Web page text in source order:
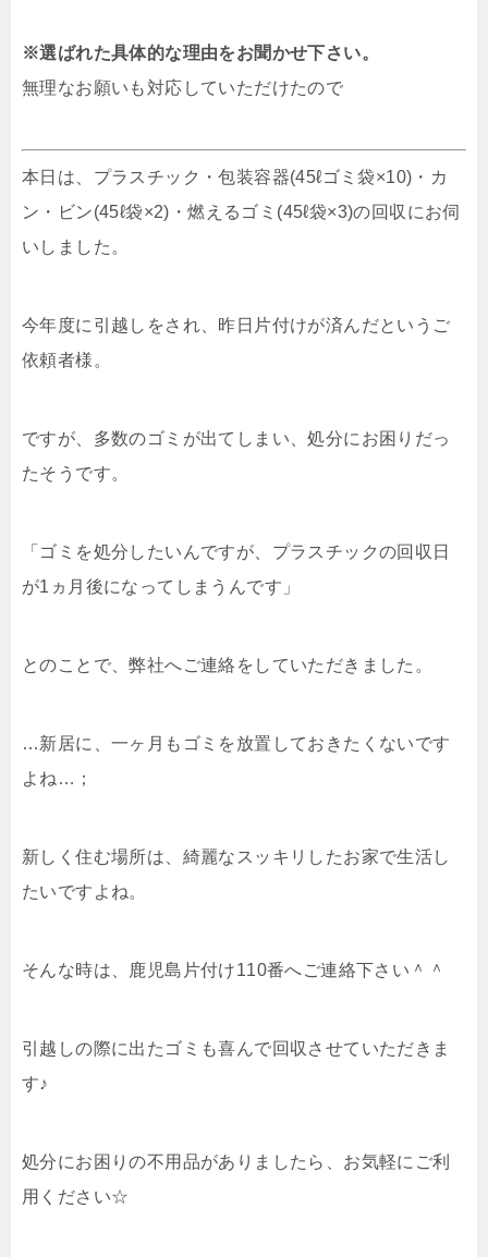
※選ばれた具体的な理由をお聞かせ下さい。
無理なお願いも対応していただけたので
本日は、プラスチック・包装容器(45ℓゴミ袋×10)・カ
ン・ビン(45ℓ袋×2)・燃えるゴミ(45ℓ袋×3)の回収にお伺
いしました。
今年度に引越しをされ、昨日片付けが済んだというご
依頼者様。
ですが、多数のゴミが出てしまい、処分にお困りだっ
たそうです。
「ゴミを処分したいんですが、プラスチックの回収日
が1ヵ月後になってしまうんです」
とのことで、弊社へご連絡をしていただきました。
…新居に、一ヶ月もゴミを放置しておきたくないです
よね…；
新しく住む場所は、綺麗なスッキリしたお家で生活し
たいですよね。
そんな時は、鹿児島片付け110番へご連絡下さい＾＾
引越しの際に出たゴミも喜んで回収させていただきま
す♪
処分にお困りの不用品がありましたら、お気軽にご利
用ください☆